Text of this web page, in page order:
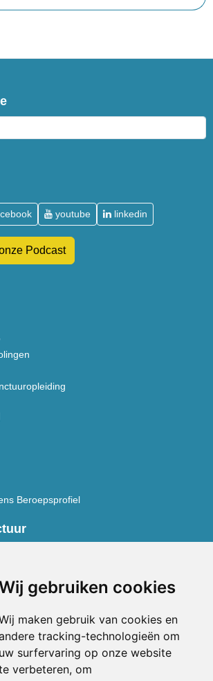
gebruiken cookies
maken gebruik van cookies en
tracking-technologieën om
uw surfervaring op onze website
verbeteren, om
youtube linkedin
Podcast
Beroepsprofiel
praktijk
Elementen
- TCG
de NVA